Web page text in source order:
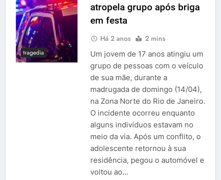
tragedia
atropela grupo após briga
em festa
Há 2 anos 2 mins
Um jovem de 17 anos atingiu um
grupo de pessoas com o veículo
de sua mãe, durante a
madrugada de domingo (14/04),
na Zona Norte do Rio de Janeiro.
O incidente ocorreu enquanto
alguns indivíduos estavam no
meio da via. Após um conflito, o
adolescente retornou à sua
residência, pegou o automóvel e
voltou ao…